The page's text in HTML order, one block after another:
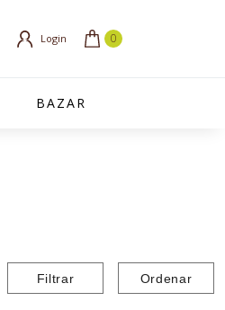
Login
BAZAR
Filtrar Ordenar